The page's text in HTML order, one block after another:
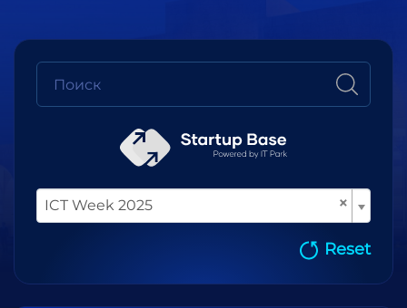
×
ICT Week 2025
Reset